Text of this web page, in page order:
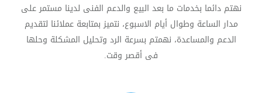
نهتم دائما بخدمات ما بعد البيع والدعم الفنى لدينا مستمر على
مدار الساعة وطوال أيام الاسبوع، نتميز بمتابعة عملائنا لتقديم
الدعم والمساعدة، نهمتم بسرعة الرد وتحليل المشكلة وحلها
فى أقصر وقت.